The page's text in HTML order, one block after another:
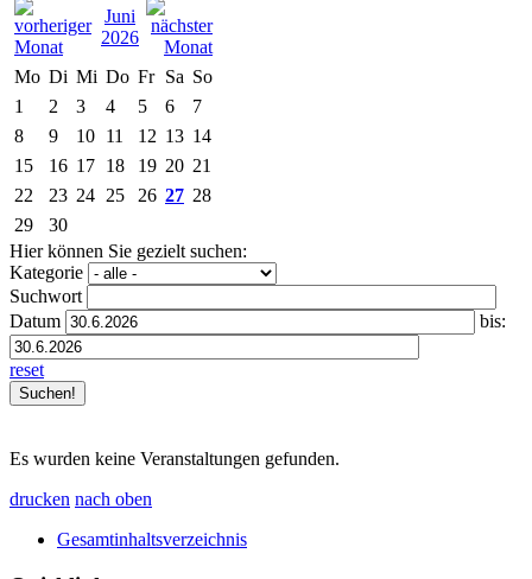
Juni
2026
Mo Di Mi Do Fr Sa So
1
2 3 4 5 6
7
8
9 10 11 12 13 14
15
16 17 18 19 20 21
22
23 24 25 26 27 28
29
30
Hier können Sie gezielt suchen:
Kategorie
Suchwort
Datum
bis:
reset
Es wurden keine Veranstaltungen gefunden.
drucken nach oben
Gesamtinhaltsverzeichnis